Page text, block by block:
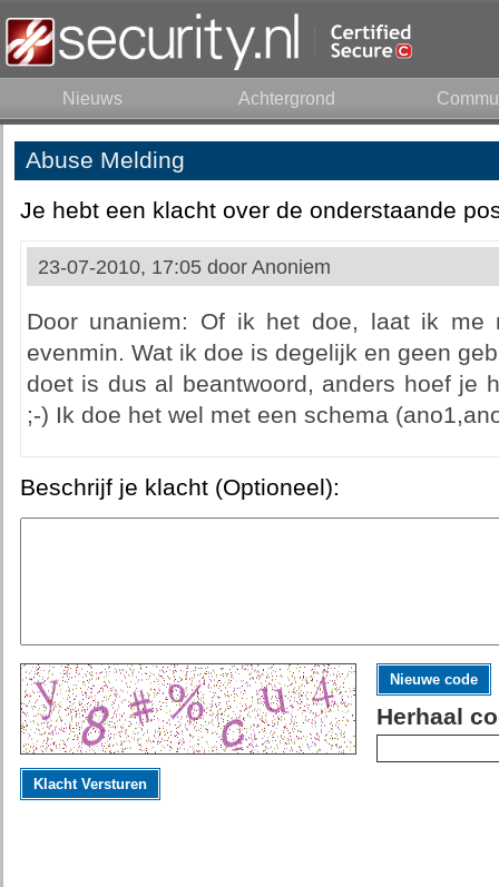
Nieuws Achtergrond
Abuse Melding
Je hebt een klacht over de onderstaande
23-07-2010, 17:05 door Anoniem
Door unaniem: Of ik het doe, laat ik
evenmin. Wat ik doe is degelijk en geen
doet is dus al beantwoord, anders hoef je
;-) Ik doe het wel met een schema
Beschrijf je klacht (Optioneel):
Nieuwe code
Herhaal
Klacht Versturen